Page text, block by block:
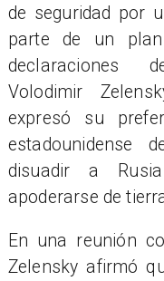
de seguridad por
parte de un
declaraciones
Volodimir
expresó su
estadounidense
disuadir a
apoderarse de
En una reunión
Zelensky afirmó